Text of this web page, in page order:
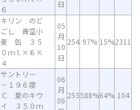
６
日
キリン のど
ごし 青空小
麦 缶 ３５
０ｍｌ×６×
４
05
月
10
日
254 97% 15%2311
サントリー
－１９６度
Ｃ 夏のキウ
イ ３５０ｍ
06
月
06
253588%64% 104